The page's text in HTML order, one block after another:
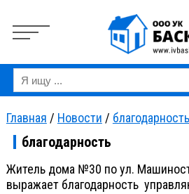
Версия для слабовидящих: Вкл
Главная / Новости / благодарность
благодарность
Житель дома №30 по ул.
выражает благодарность